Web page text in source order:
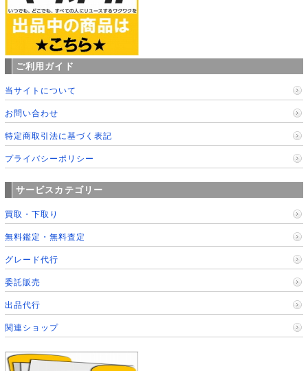
ご利用ガイド
当サイトについて
お問い合わせ
特定商取引法に基づく表記
プライバシーポリシー
サービスカテゴリー
買取・下取り
無料鑑定・無料査定
グレード代行
委託販売
出品代行
関連ショップ